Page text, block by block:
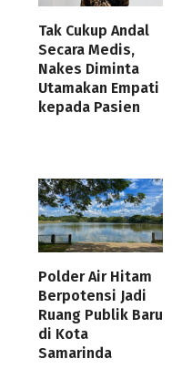
Tak Cukup Andal
Secara Medis,
Nakes Diminta
Utamakan Empati
kepada Pasien
Polder Air Hitam
Berpotensi Jadi
Ruang Publik Baru
di Kota
Samarinda